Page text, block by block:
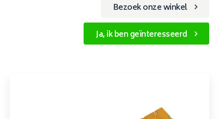
Bezoek onze winkel
Ja, ik ben geïnteresseerd